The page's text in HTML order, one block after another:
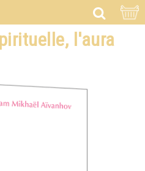
l'aura